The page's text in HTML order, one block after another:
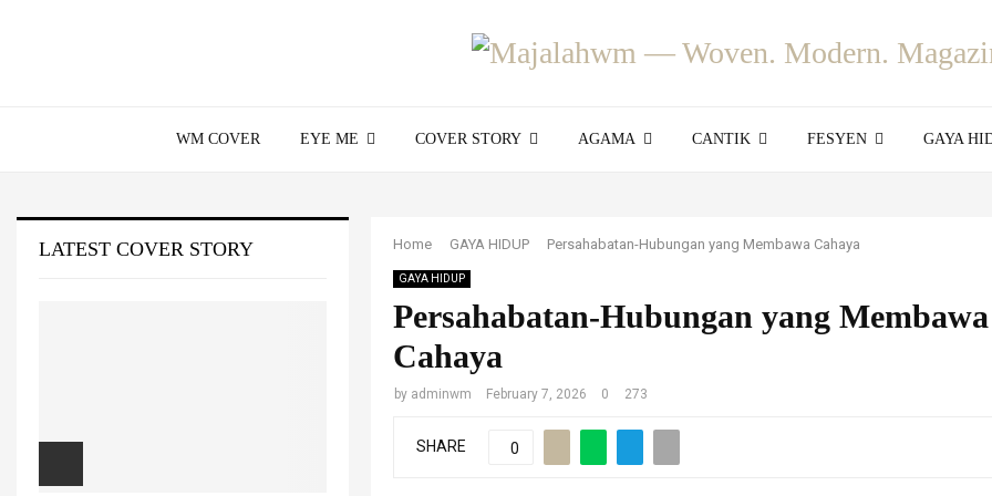
WM COVER EYE ME COVER STORY AGAMA CANTIK FESYEN GAYA
Home GAYA HIDUP Persahabatan-Hubungan yang Membawa Cahaya
GAYA HIDUP
Persahabatan-Hubungan yang Membawa
Cahaya
by adminwm February 7, 2026 0 273
SHARE 0
LATEST COVER STORY